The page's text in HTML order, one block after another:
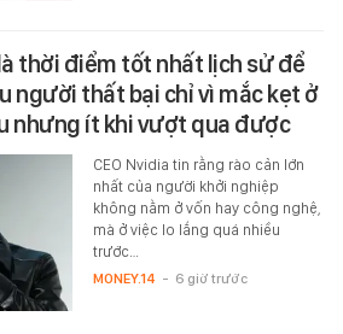
thời điểm tốt nhất lịch sử để
người thất bại chỉ vì mắc kẹt ở
nhưng ít khi vượt qua được
CEO Nvidia tin rằng rào cản lớn
nhất của người khởi nghiệp
không nằm ở vốn hay công nghệ,
mà ở việc lo lắng quá nhiều
trước…
MONEY.14 - 6 giờ trước